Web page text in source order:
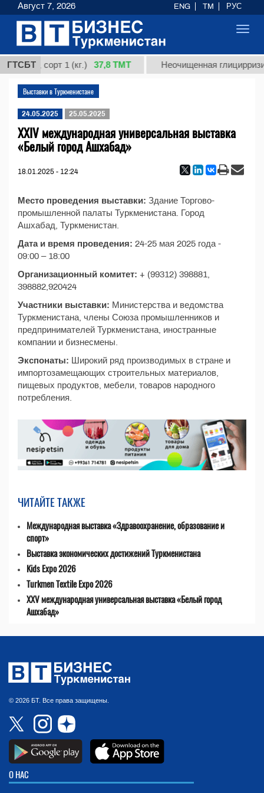
ГТСБТсорт 1 (кг.) 37,8 ТМТ Неочищенная
Выставки в Туркменистане
24.05.2025 25.05.2025
XXIV международная универсальная выставка
«Белый город Ашхабад»
18.01.2025 - 12:24
Место проведения выставки: Здание Торгово-
промышленной палаты Туркменистана. Город
Ашхабад, Туркменистан.
Дата и время проведения: 24-25 мая 2025 года -
09:00 – 18:00
Организационный комитет: + (99312) 398881,
398882,920424
Участники выставки: Министерства и ведомства
Туркменистана, члены Союза промышленников и
предпринимателей Туркменистана, иностранные
компании и бизнесмены.
Экспонаты: Широкий ряд производимых в стране и
импортозамещающих строительных материалов,
пищевых продуктов, мебели, товаров народного
потребления.
ЧИТАЙТЕ ТАКЖЕ
Международная выставка «Здравоохранение, образование и
спорт»
Выставка экономических достижений Туркменистана
Kids Expo 2026
Turkmen Textile Expo 2026
XXV международная универсальная выставка «Белый город
Ашхабад»
© 2026 БТ. Все права защищены.
О НАС
Август 7, 2026 ENG TM РУС